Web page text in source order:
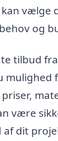
vælge
og
tilbud
mulighed
være
af dit